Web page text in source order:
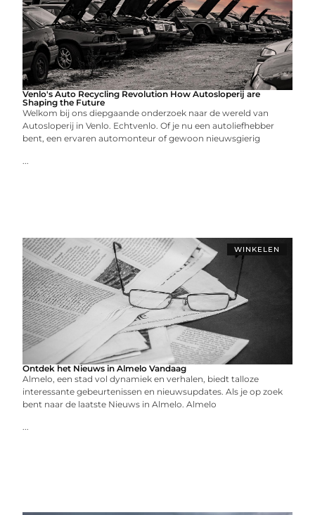
Venlo's Auto Recycling Revolution How Autosloperij are
Shaping the Future
Welkom bij ons diepgaande onderzoek naar de wereld van
Autosloperij in Venlo. Echtvenlo. Of je nu een autoliefhebber
bent, een ervaren automonteur of gewoon nieuwsgierig
...
WINKELEN
Ontdek het Nieuws in Almelo Vandaag
Almelo, een stad vol dynamiek en verhalen, biedt talloze
interessante gebeurtenissen en nieuwsupdates. Als je op zoek
bent naar de laatste Nieuws in Almelo. Almelo
...